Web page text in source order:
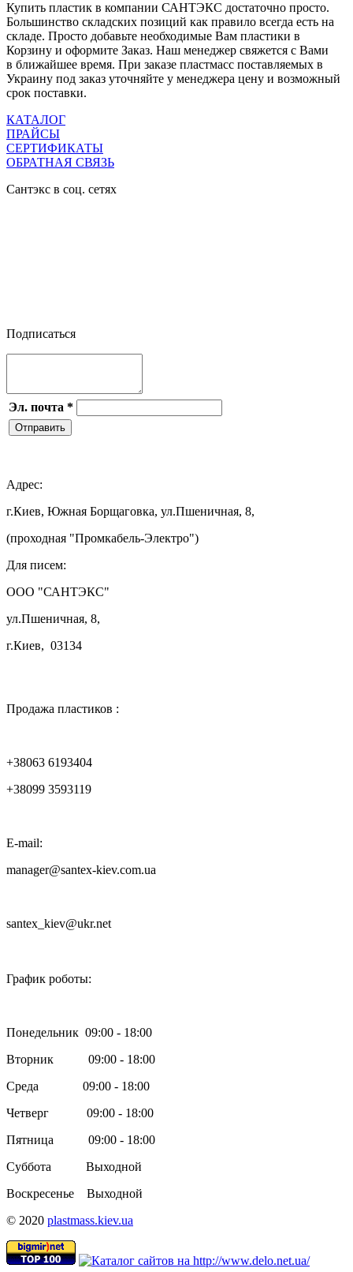
Купить пластик в компании САНТЭКС достаточно просто.
Большинство складских позиций как правило всегда есть на
складе. Просто добавьте необходимые Вам пластики в
Корзину и оформите Заказ. Наш менеджер свяжется с Вами
в ближайшее время. При заказе пластмасс поставляемых в
Украину под заказ уточняйте у менеджера цену и возможный
срок поставки.
КАТАЛОГ
ПРАЙСЫ
СЕРТИФИКАТЫ
ОБРАТНАЯ СВЯЗЬ
Сантэкс в соц. сетях
Подписаться
Эл. почта *
Отправить
Адрес:
г.Киев, Южная Борщаговка, ул.Пшеничная, 8,
(проходная "Промкабель-Электро")
Для писем:
ООО "САНТЭКС"
ул.Пшеничная, 8,
г.Киев, 03134
Продажа пластиков :
+38063 6193404
+38099 3593119
E-mail:
manager@santex-kiev.com.ua
santex_kiev@ukr.net
График роботы:
Понедельник 09:00 - 18:00
Вторник 09:00 - 18:00
Среда 09:00 - 18:00
Четверг 09:00 - 18:00
Пятница 09:00 - 18:00
Суббота Выходной
Воскресенье Выходной
© 2020 plastmass.kiev.ua